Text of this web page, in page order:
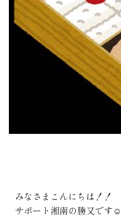
みなさまこんにちは！！
サポート湘南の勝又です☺